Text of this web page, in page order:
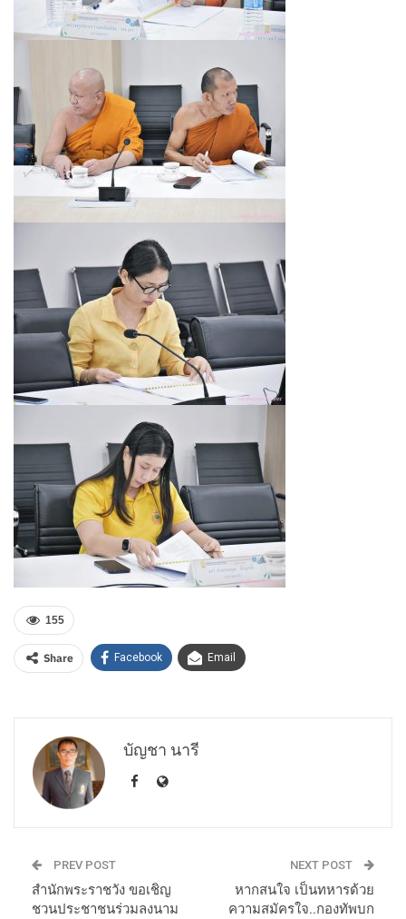
155
Share Facebook Email
บัญชา นารี
PREV POST
สำนักพระราชวัง ขอ​เชิญ
ชวน​ประชาชนร่วมลงนาม
NEXT POST
หากสนใจ เป็นทหารด้วย
ความสมัครใจ..กองทัพบก